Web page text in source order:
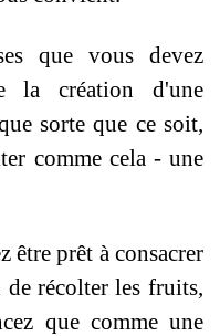
que vous devez
la création d'une
sorte que ce soit,
comme cela - une
être prêt à consacrer
récolter les fruits,
que comme une